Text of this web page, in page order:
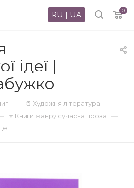
0
RU | UA
ідеї |
— 📒 Художня література —
⭐ Книги жанру сучасна проза —